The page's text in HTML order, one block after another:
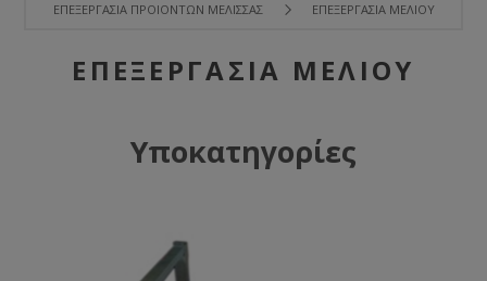
ΕΠΕΞΕΡΓΑΣΊΑ ΠΡΟΙΌΝΤΩΝ ΜΈΛΙΣΣΑΣ ΕΠΕΞΕΡΓΑΣΊΑ ΜΕΛΙΟΎ
ΕΠΕΞΕΡΓΑΣΊΑ ΜΕΛΙΟΎ
Υποκατηγορίες